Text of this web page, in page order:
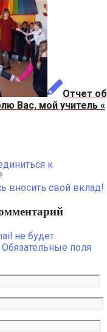
Отчет об
Вас, мой учитель «
к
вносить свой вклад!
не будет
Обязательные поля